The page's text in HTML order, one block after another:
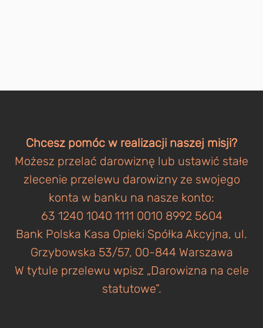
Chcesz pomóc w realizacji naszej misji?
Możesz przelać darowiznę lub ustawić stałe
zlecenie przelewu darowizny ze swojego
konta w banku na nasze konto:
63 1240 1040 1111 0010 8992 5604
Bank Polska Kasa Opieki Spółka Akcyjna, ul.
Grzybowska 53/57, 00-844 Warszawa
W tytule przelewu wpisz „Darowizna na cele
statutowe”.